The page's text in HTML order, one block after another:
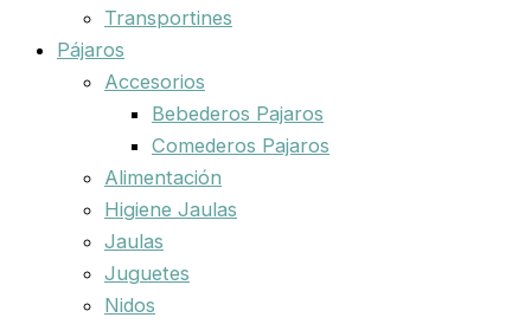
Transportines
Pájaros
Accesorios
Bebederos Pajaros
Comederos Pajaros
Alimentación
Higiene Jaulas
Jaulas
Juguetes
Nidos